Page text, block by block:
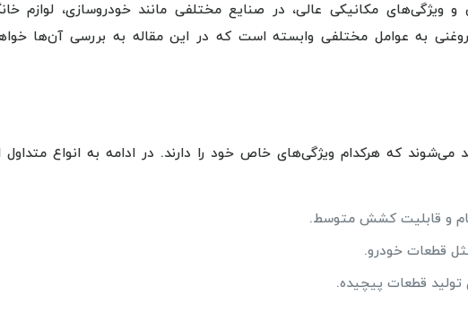
مکانیکی عالی، در صنایع مختلفی مانند خودروسازی، لوازم
به عوامل مختلفی وابسته است که در این مقاله به بررسی آن‌ها
می‌شوند که هرکدام ویژگی‌های خاص خود را دارند. در ادامه به انواع متداول
و قابلیت کشش متوسط.
قطعات خودرو.
تولید قطعات پیچیده.